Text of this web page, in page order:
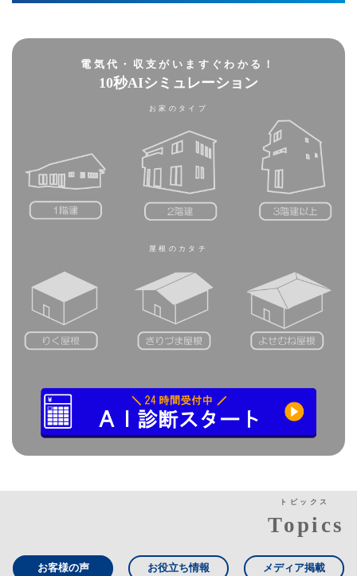
電気代・収支がいますぐわかる！
10秒AIシミュレーション
お家のタイプ
屋根のカタチ
お客様の声 お役立ち情報 メディア掲載
トピックス
Topics